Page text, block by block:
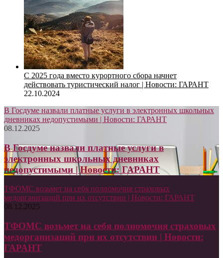
С 2025 года вместо курортного сбора начнет
действовать туристический налог | Новости: ГАРАНТ
22.10.2024
В Госдуме назвали платные услуги в электронных школьных
дневниках недопустимыми | Новости: ГАРАНТ
08.12.2025
В Госдуме назвали платные услуги в
электронных школьных дневниках
недопустимыми | Новости: ГАРАНТ
ТФОМС возьмет на себя полномочия страховых
медорганизаций при их отсутствии | Новости: ГАРАНТ
08.12.2025
ТФОМС возьмет на себя полномочия страховых
медорганизаций при их отсутствии | Новости:
ГАРАНТ